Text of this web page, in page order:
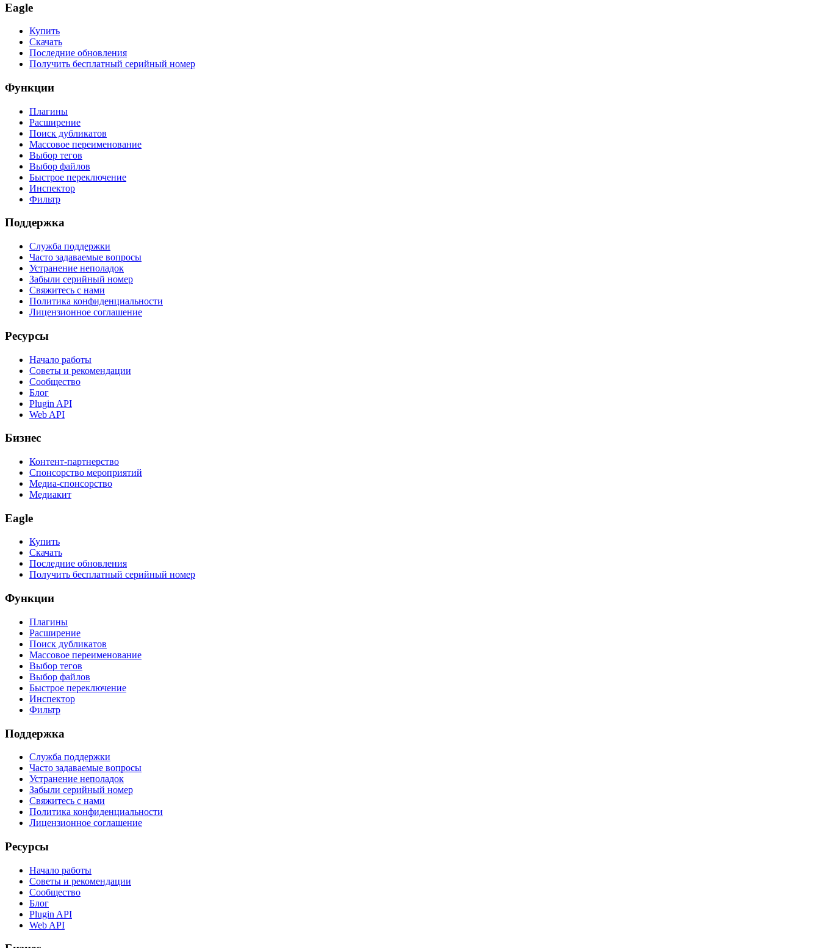
Eagle
Купить
Скачать
Последние обновления
Получить бесплатный серийный номер
Функции
Плагины
Расширение
Поиск дубликатов
Массовое переименование
Выбор тегов
Выбор файлов
Быстрое переключение
Инспектор
Фильтр
Поддержка
Служба поддержки
Часто задаваемые вопросы
Устранение неполадок
Забыли серийный номер
Свяжитесь с нами
Политика конфиденциальности
Лицензионное соглашение
Ресурсы
Начало работы
Советы и рекомендации
Сообщество
Блог
Plugin API
Web API
Бизнес
Контент-партнерство
Спонсорство мероприятий
Медиа-спонсорство
Медиакит
Eagle
Купить
Скачать
Последние обновления
Получить бесплатный серийный номер
Функции
Плагины
Расширение
Поиск дубликатов
Массовое переименование
Выбор тегов
Выбор файлов
Быстрое переключение
Инспектор
Фильтр
Поддержка
Служба поддержки
Часто задаваемые вопросы
Устранение неполадок
Забыли серийный номер
Свяжитесь с нами
Политика конфиденциальности
Лицензионное соглашение
Ресурсы
Начало работы
Советы и рекомендации
Сообщество
Блог
Plugin API
Web API